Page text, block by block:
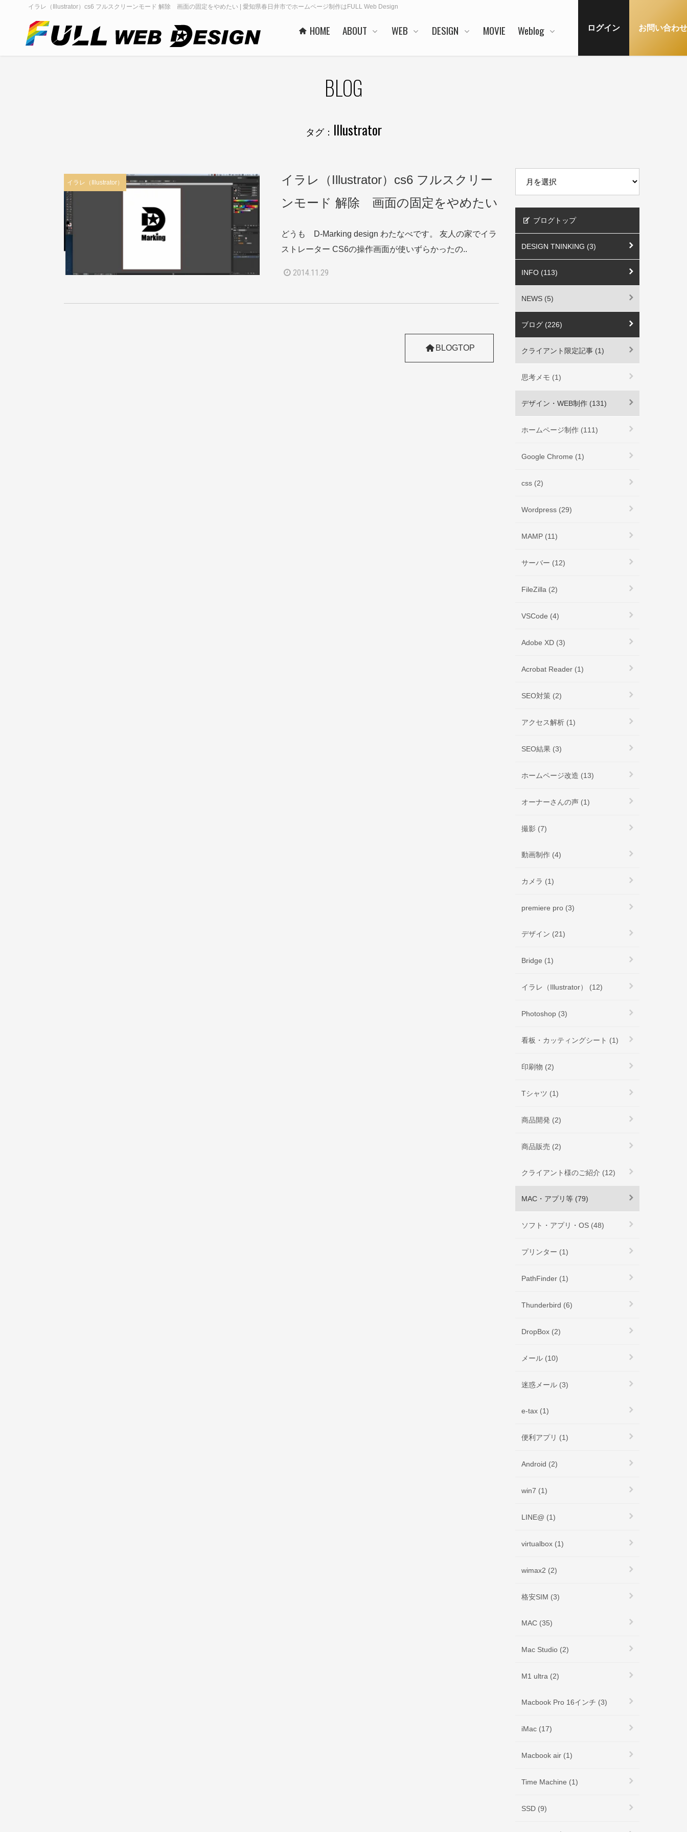
イラレ（Illustrator）cs6 フルスクリーンモード 解除 画面の固定をやめたい | 愛知県春日井市でホームページ制作はFULL Web Design
HOME ABOUT WEB DESIGN MOVIE Weblog ログイン お問い合わせ
BLOG
タグ： Illustrator
イラレ（Illustrator）
イラレ（Illustrator）cs6 フルスクリー
ンモード 解除 画面の固定をやめたい
どうも D-Marking design わたなべです。 友人の家でイラ
ストレーター CS6の操作画面が使いずらかったの..
2014.11.29
BLOGTOP
ブログトップ
DESIGN TNINKING (3)
INFO (113)
NEWS (5)
ブログ (226)
クライアント限定記事 (1)
思考メモ (1)
デザイン・WEB制作 (131)
ホームページ制作 (111)
Google Chrome (1)
css (2)
Wordpress (29)
MAMP (11)
サーバー (12)
FileZilla (2)
VSCode (4)
Adobe XD (3)
Acrobat Reader (1)
SEO対策 (2)
アクセス解析 (1)
SEO結果 (3)
ホームページ改造 (13)
オーナーさんの声 (1)
撮影 (7)
動画制作 (4)
カメラ (1)
premiere pro (3)
デザイン (21)
Bridge (1)
イラレ（Illustrator） (12)
Photoshop (3)
看板・カッティングシート (1)
印刷物 (2)
Tシャツ (1)
商品開発 (2)
商品販売 (2)
クライアント様のご紹介 (12)
MAC・アプリ等 (79)
ソフト・アプリ・OS (48)
プリンター (1)
PathFinder (1)
Thunderbird (6)
DropBox (2)
メール (10)
迷惑メール (3)
e-tax (1)
便利アプリ (1)
Android (2)
win7 (1)
LINE@ (1)
virtualbox (1)
wimax2 (2)
格安SIM (3)
MAC (35)
Mac Studio (2)
M1 ultra (2)
Macbook Pro 16インチ (3)
iMac (17)
Macbook air (1)
Time Machine (1)
SSD (9)